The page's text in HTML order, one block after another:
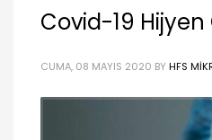
Covid-19
CUMA, 08 MAYIS 2020 BY HFS